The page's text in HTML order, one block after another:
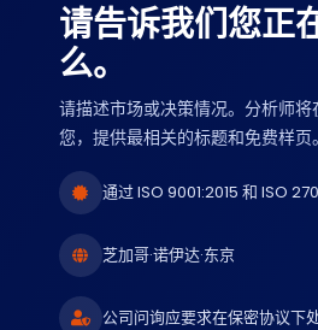
请告诉我们您正
么。
请描述市场或决策情况。分析师
您，提供最相关的标题和免费样页
通过 ISO 9001:2015 和 ISO
芝加哥·诺伊达·东京
公司问询应要求在保密协议下处